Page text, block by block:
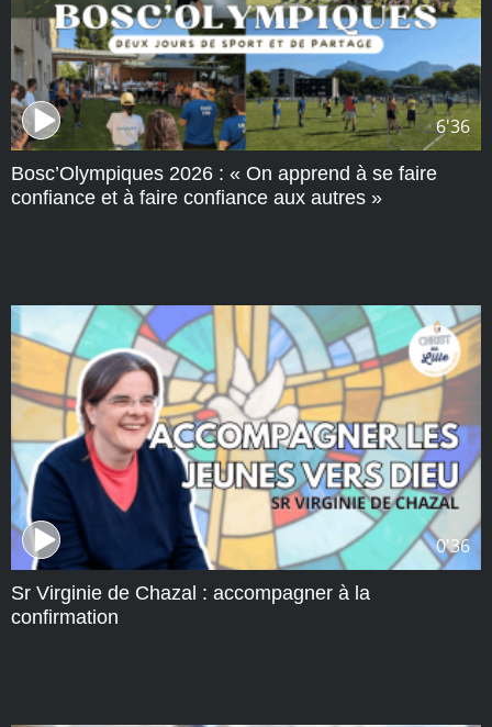
6'36
Bosc’Olympiques 2026 : « On apprend à se faire
confiance et à faire confiance aux autres »
0'36
Sr Virginie de Chazal : accompagner à la
confirmation